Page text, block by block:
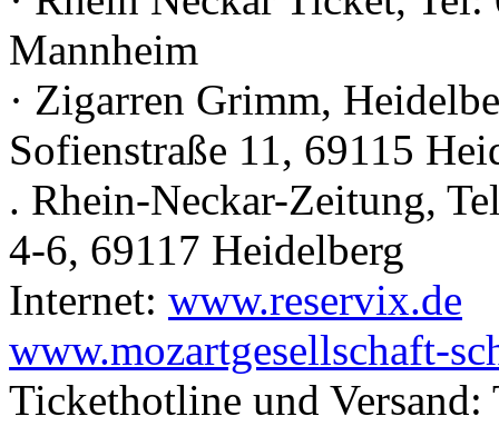
Mannheim
· Zigarren Grimm,
Sofienstraße 11, 69115
. Rhein-Neckar-Zeitung,
4-6, 69117 Heidelberg
Internet: www.reservix.de
www.mozartgesellschaft-
Tickethotline und